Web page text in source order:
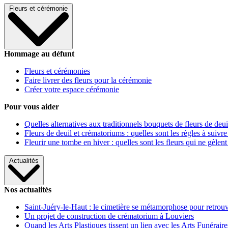
Fleurs et cérémonie
Hommage au défunt
Fleurs et cérémonies
Faire livrer des fleurs pour la cérémonie
Créer votre espace cérémonie
Pour vous aider
Quelles alternatives aux traditionnels bouquets de fleurs de
Fleurs de deuil et crématoriums : quelles sont les règles à
Fleurir une tombe en hiver : quelles sont les fleurs qui ne gèlent
Actualités
Nos actualités
Saint-Juéry-le-Haut : le cimetière se métamorphose pour
Un projet de construction de crématorium à Louviers
Quand les Arts Plastiques tissent un lien avec les Arts